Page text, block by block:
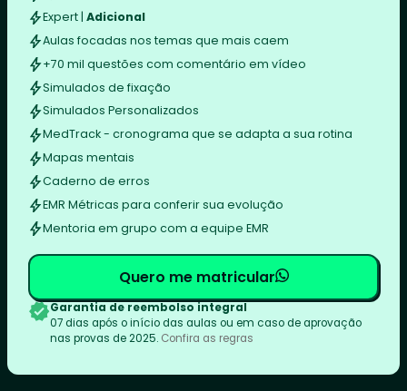
Expert |Adicional
Aulas focadas nos temas que mais caem
+70 mil questões com comentário em vídeo
Simulados de fixação
Simulados Personalizados
MedTrack - cronograma que se adapta a sua rotina
Mapas mentais
Caderno de erros
EMR Métricas para conferir sua evolução
Mentoria em grupo com a equipe EMR
Quero me matricular
Garantia de reembolso integral
07 dias após o início das aulas ou em caso de aprovação
nas provas de 2025. Confira as regras